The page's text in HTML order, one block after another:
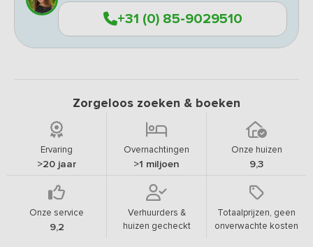
+31 (0) 85-9029510
Zorgeloos zoeken & boeken
Ervaring
>20 jaar
Overnachtingen
>1 miljoen
Onze huizen
9,3
Onze service
9,2
Verhuurders &
huizen gecheckt
Totaalprijzen, geen
onverwachte kosten